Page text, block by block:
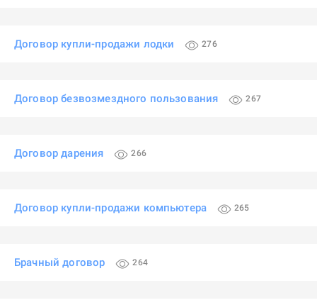
Договор купли-продажи лодки 276
Договор безвозмездного пользования 267
Договор дарения 266
Договор купли-продажи компьютера 265
Брачный договор 264